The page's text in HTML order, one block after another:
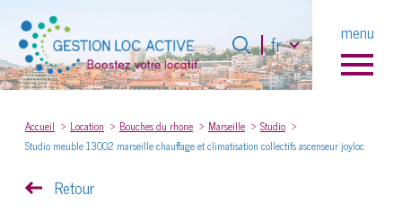
menu
fr
Accueil 0 Langue
fr
Accueil Location Bouches du rhone Marseille
Studio
Studio meuble 13002 marseille chauffage et climatisation collectifs ascenseur joyloc
Retour